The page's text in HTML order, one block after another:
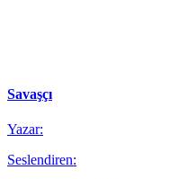
Savaşçı
Yazar:
Seslendiren: